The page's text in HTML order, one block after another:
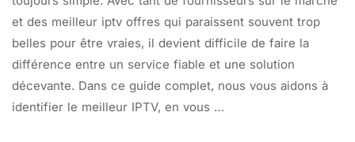
et des meilleur iptv offres qui paraissent souvent trop
belles pour être vraies, il devient difficile de faire la
différence entre un service fiable et une solution
décevante. Dans ce guide complet, nous vous aidons à
identifier le meilleur IPTV, en vous …